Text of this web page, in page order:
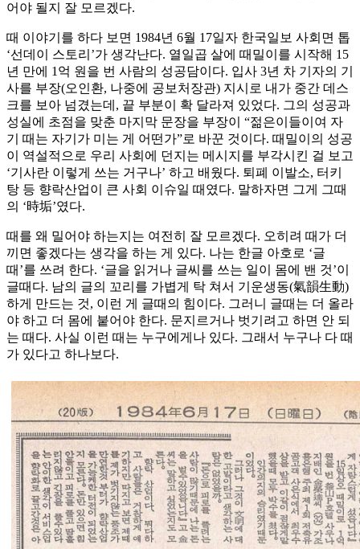
어야 될지 잘 모르겠다.
때 이야기를 하다 보면 1984년 6월 17일자 한국일보 사회면 톱
‘선데이 스토리’가 생각난다. 열일곱 살에 때밀이를 시작해 15
년 만에 1억 원을 번 사람의 성공담이다. 입사 3년 차 기자의 기
사를 부장(오인환, 나중에 공보처장관) 지시로 내가 중간 데스
크를 보아 넘겼는데, 끝 부분이 확 달라져 있었다. 그의 성공과
성실에 초점을 맞춘 마지막 문장을 부장이 “젊은이들이여 자
기 때는 자기가 미는 게 어떤가”로 바꾼 것이다. 때밀이의 성공
이 역설적으로 우리 사회에 던지는 메시지를 부각시킨 걸 보고
‘기사란 이렇게 쓰는 거구나’ 하고 배웠다. 퇴폐 이발소, 터키
탕 등 향락산업이 큰 사회 이슈일 때였다. 말하자면 그게 그때
의 ‘時垢’였다.
때를 왜 밀어야 하는지는 여전히 잘 모르겠다. 오히려 때가 더
끼면 좋겠다는 생각을 하는 게 있다. 나는 한글 아호로 ‘글
때’를 쓰려 한다. ‘글을 읽거나 글씨를 쓰는 일이 몸에 밴 것’이
글때다. 남의 글의 꼬리를 가볍게 탁 쳐서 기운생동(氣韻生動)
하게 만드는 것, 이런 게 글때의 힘이다. 그러니 글때는 더 올라
야 하고 더 몸에 붙어야 한다. 문지르거나 벗기려고 하면 안 되
는 때다. 사실 이런 때는 누구에게나 있다. 그래서 누구나 다 때
가 있다고 하나보다.